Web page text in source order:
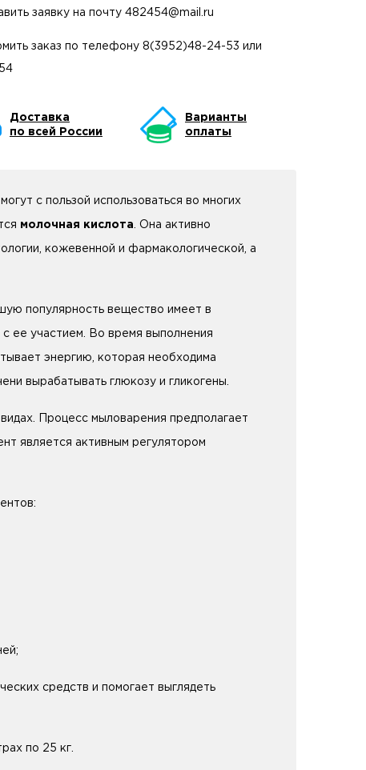
заявку на почту 482454@mail.ru
заказ по телефону 8(3952)48-24-53 или
Доставка
по всей России
Варианты
оплаты
с пользой использоваться во многих
молочная кислота . Она активно
кожевенной и фармакологической, а
популярность вещество имеет в
ее участием. Во время выполнения
энергию, которая необходима
вырабатывать глюкозу и гликогены.
Процесс мыловарения предполагает
является активным регулятором
средств и помогает выглядеть
по 25 кг.